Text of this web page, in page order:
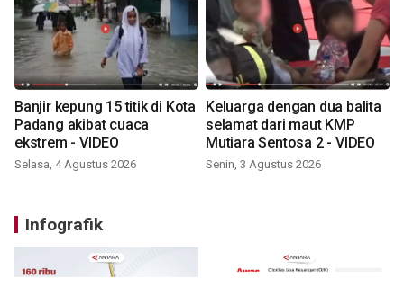
Banjir kepung 15 titik di Kota
Padang akibat cuaca
ekstrem - VIDEO
Selasa, 4 Agustus 2026
Keluarga dengan dua balita
selamat dari maut KMP
Mutiara Sentosa 2 - VIDEO
Senin, 3 Agustus 2026
Infografik